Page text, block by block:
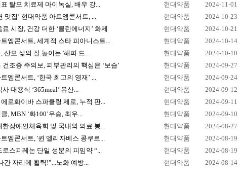
탈모 치료제 마이녹실, 배우 강... 현대약품
2024-11-01
맛집’ 현대약품 아트엠콘서트, ... 현대약품
2024-10-23
시장, 건강 더한 ‘클린에너지’ 화제 현대약품
2024-10-21
엠콘서트, 세계적 스타 피아니스트... 현대약품
2024-10-14
산모 삶의 질 높이는 '해피 드... 현대약품
2024-10-10
건조증 주의보, 피부관리의 핵심은 ‘보습’ 현대약품
2024-09-27
엠콘서트, ‘한국 최고의 영재’ ... 현대약품
2024-09-24
대용식 ‘365meal’ 유산... 현대약품
2024-09-12
로화이바 스파클링 제로, 누적 판... 현대약품
2024-09-11
, MBN ‘화100’우승, 최우... 현대약품
2024-09-10
한장애인체육회 및 국내외 의료 봉... 현대약품
2024-08-27
엠콘서트, '퀸 엘리자베스 콩쿠르... 현대약품
2024-08-19
로스피레논 단일 성분의 피임약 “... 현대약품
2024-08-19
간 자리에 활력!”...노화 예방... 현대약품 2024-08-14